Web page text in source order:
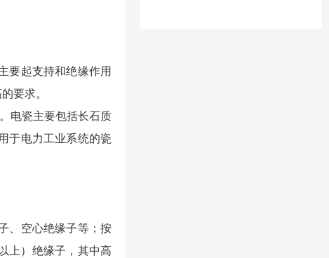
要起支持和绝缘作用
要求。
电瓷主要包括长石质
于电力工业系统的瓷
、空心绝缘子等；按
上）绝缘子，其中高